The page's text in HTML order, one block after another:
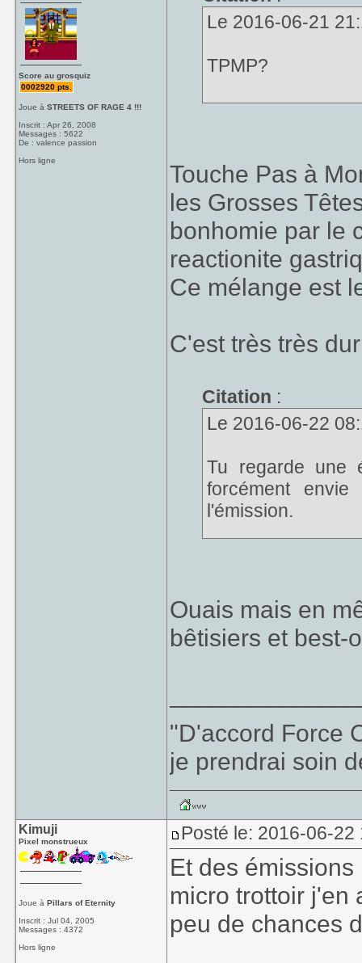
Score au grosquiz
0002920 pts.
Joue àSTREETS OF RAGE 4 !!!
Inscrit : Apr 26, 2008
Messages : 5622
De : valence passion
Hors ligne
Le 2016-06-21
TPMP?
Touche Pas à
les Grosses
bonhomie par le
reactionite
Ce mélange est
C'est très très
Citation :
Le 2016-06-22
Tu regarde une
forcément
l'émission.
Ouais mais en
bêtisiers et best-
"D'accord Force
je prendrai soin
Kimuji
Pixel monstrueux
Joue àPillars of Eternity
Inscrit : Jul 04, 2005
Messages : 4372
Hors ligne
Posté le: 2016-06-
Et des
micro trottoir j'en
peu de chances